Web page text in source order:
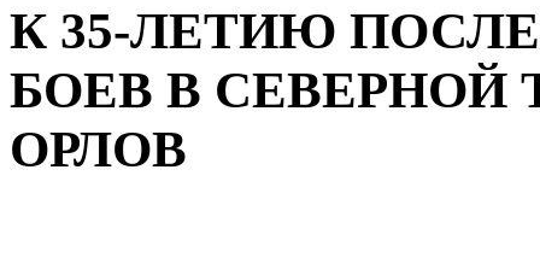
К 35-ЛЕТИЮ
БОЕВ В СЕВЕРНОЙ
ОРЛОВ